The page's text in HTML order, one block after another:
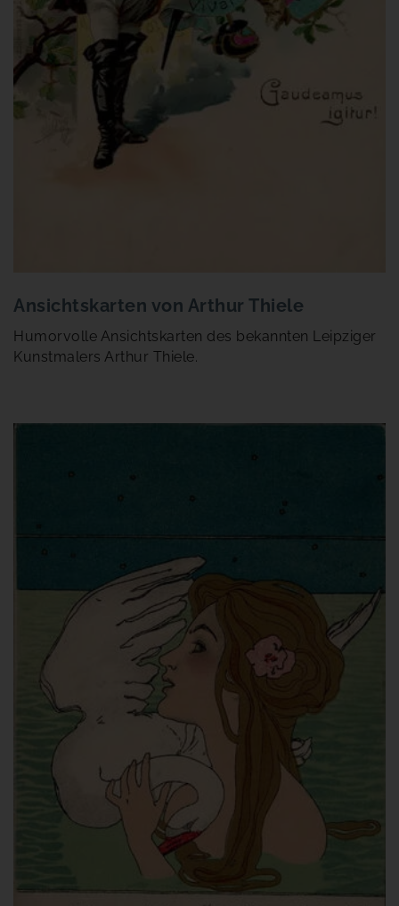
Ansichtskarten von Arthur Thiele
Humorvolle Ansichtskarten des bekannten Leipziger
Kunstmalers Arthur Thiele.